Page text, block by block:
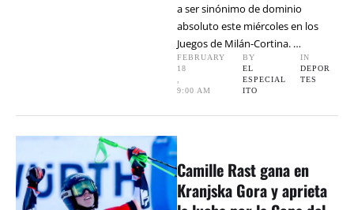
a ser sinónimo de dominio
absoluto este miércoles en los
Juegos de Milán-Cortina. …
FEBRUARY
18
,
9:00 AM
BY
EL
ESPECIAL
ITO
IN
DEPOR
TES
Camille Rast gana en
Kranjska Gora y aprieta